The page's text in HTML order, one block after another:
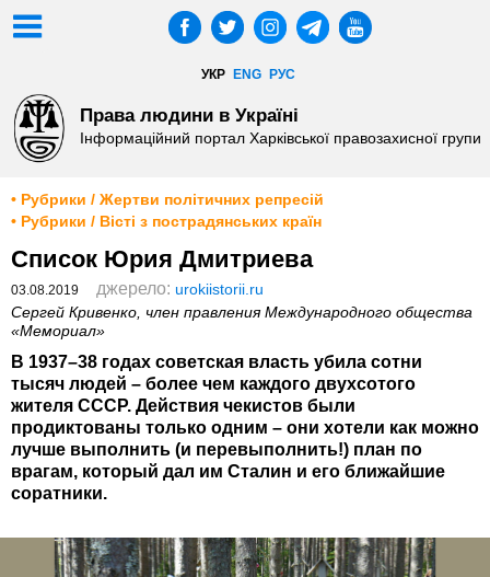
УКР ENG РУС
Права людини в Україні
Інформаційний портал Харківської правозахисної групи
• Рубрики / Жертви політичних репресій
• Рубрики / Вісті з пострадянських країн
Список Юрия Дмитриева
03.08.2019 джерело: urokiistorii.ru
Сергей Кривенко, член правления Международного общества
«Мемориал»
В 1937–38 годах советская власть убила сотни
тысяч людей – более чем каждого двухсотого
жителя СССР. Действия чекистов были
продиктованы только одним – они хотели как можно
лучше выполнить (и перевыполнить!) план по
врагам, который дал им Сталин и его ближайшие
соратники.